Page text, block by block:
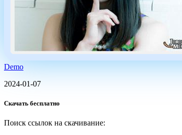
Demo
2024-01-07
Скачать бесплатно
Поиск ссылок на скачивание: